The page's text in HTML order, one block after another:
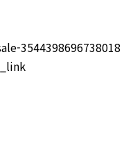
3544398696738018